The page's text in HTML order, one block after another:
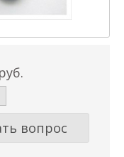
руб.
вопрос